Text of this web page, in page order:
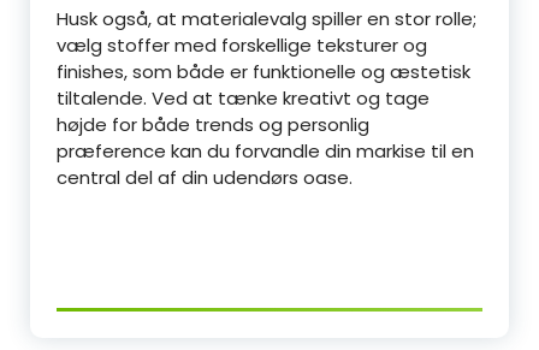
Husk også, at materialevalg spiller en stor rolle;
vælg stoffer med forskellige teksturer og
finishes, som både er funktionelle og æstetisk
tiltalende. Ved at tænke kreativt og tage
højde for både trends og personlig
præference kan du forvandle din markise til en
central del af din udendørs oase.